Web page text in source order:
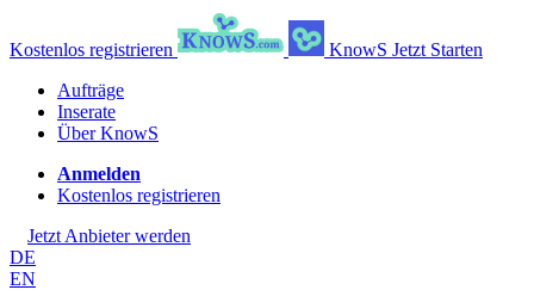
Kostenlos registrieren KnowS Jetzt Starten
Aufträge
Inserate
Über KnowS
Anmelden
Kostenlos registrieren
Jetzt Anbieter werden
DE
EN